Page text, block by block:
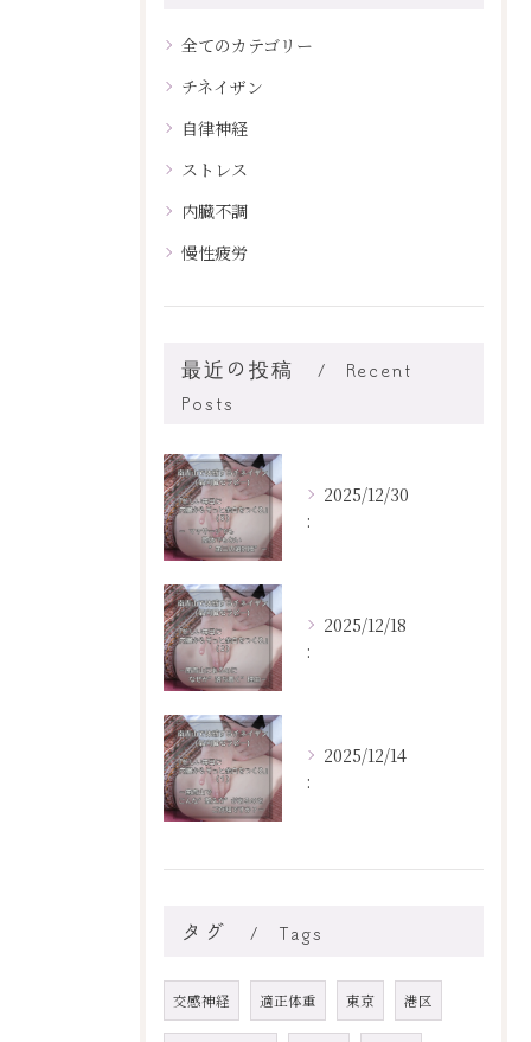
全てのカテゴリー
チネイザン
自律神経
ストレス
内臓不調
慢性疲労
最近の投稿
Recent
Posts
2025/12/30
:
2025/12/18
:
2025/12/14
:
タグ Tags
交感神経 適正体重 東京 港区